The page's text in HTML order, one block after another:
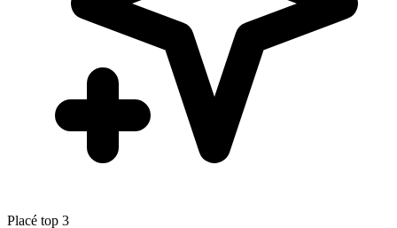
Placé top 3